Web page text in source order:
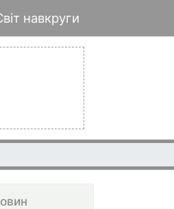
навкруги